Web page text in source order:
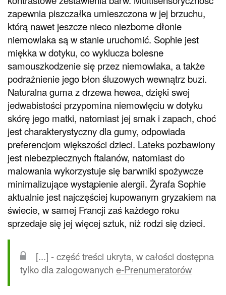
zapewnia piszczałka umieszczona w jej brzuchu,
którą nawet jeszcze nieco niezborne dłonie
niemowlaka są w stanie uruchomić. Sophie jest
miękka w dotyku, co wyklucza bolesne
samouszkodzenie się przez niemowlaka, a także
podrażnienie jego błon śluzowych wewnątrz buzi.
Naturalna guma z drzewa hewea, dzięki swej
jedwabistości przypomina niemowlęciu w dotyku
skórę jego matki, natomiast jej smak i zapach, choć
jest charakterystyczny dla gumy, odpowiada
preferencjom większości dzieci. Lateks pozbawiony
jest niebezpiecznych ftalanów, natomiast do
malowania wykorzystuje się barwniki spożywcze
minimalizujące wystąpienie alergii. Żyrafa Sophie
aktualnie jest najczęściej kupowanym gryzakiem na
świecie, w samej Francji zaś każdego roku
sprzedaje się jej więcej sztuk, niż rodzi się dzieci.
[...] - część treści ukryta, w całości dostępna
tylko dla zalogowanych e-Prenumeratorów